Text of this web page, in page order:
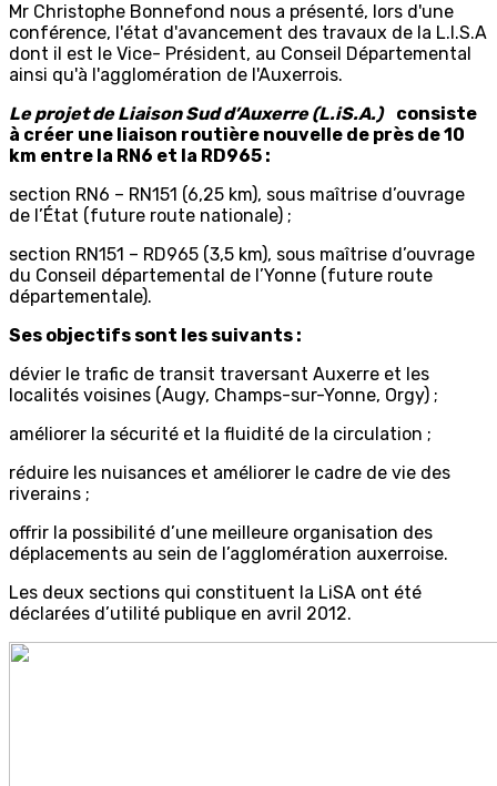
Mr Christophe Bonnefond nous a présenté, lors d'une
conférence, l'état d'avancement des travaux de la L.I.S.A
dont il est le Vice- Président, au Conseil Départemental
ainsi qu'à l'agglomération de l'Auxerrois.
Le projet de Liaison Sud d’Auxerre (L.iS.A.) consiste
à créer une liaison routière nouvelle de près de 10
km entre la RN6 et la RD965 :
section RN6 – RN151 (6,25 km), sous maîtrise d’ouvrage
de l’État (future route nationale) ;
section RN151 – RD965 (3,5 km), sous maîtrise d’ouvrage
du Conseil départemental de l’Yonne (future route
départementale).
Ses objectifs sont les suivants :
dévier le trafic de transit traversant Auxerre et les
localités voisines (Augy, Champs-sur-Yonne, Orgy) ;
améliorer la sécurité et la fluidité de la circulation ;
réduire les nuisances et améliorer le cadre de vie des
riverains ;
offrir la possibilité d’une meilleure organisation des
déplacements au sein de l’agglomération auxerroise.
Les deux sections qui constituent la LiSA ont été
déclarées d’utilité publique en avril 2012.